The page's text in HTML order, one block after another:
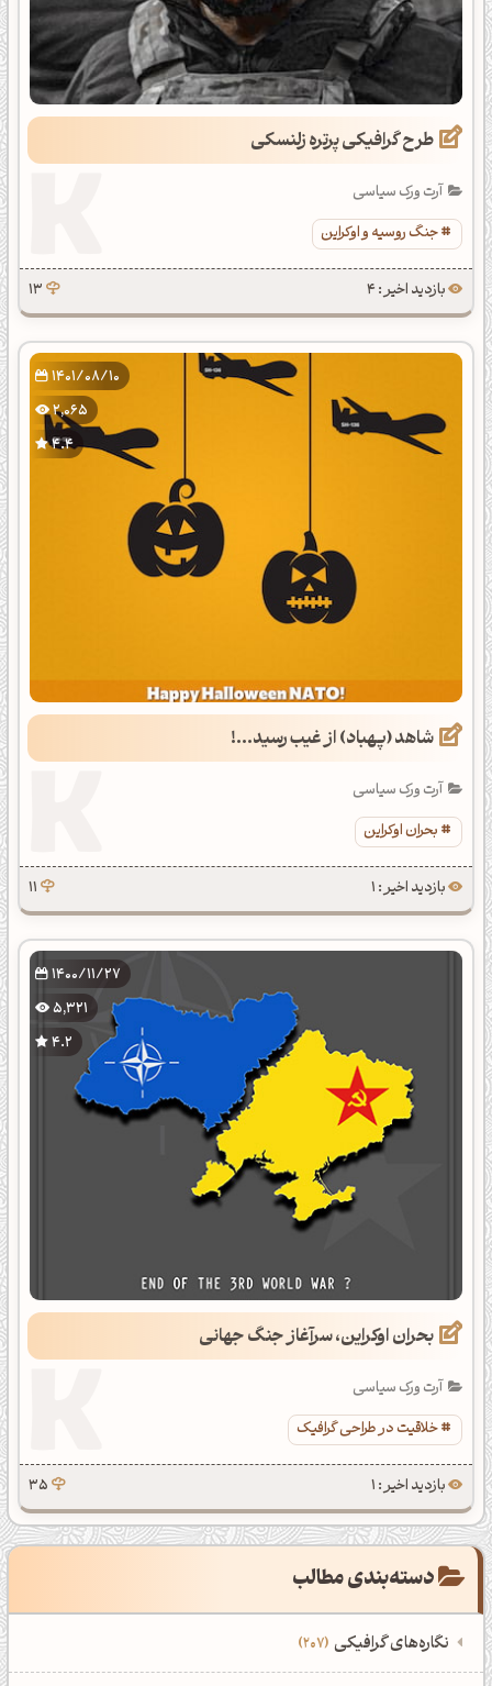
طرح گرافیکی پرتره زلنسکی
آرت ورک سیاسی
جنگ روسیه و اوکراین
بازدید اخیر : 4 13
1401/08/10
2,065
4.4
شاهد (پهباد) از غیب رسید...!
آرت ورک سیاسی
بحران اوکراین
بازدید اخیر : 1 11
1400/11/27
5,321
4.2
بحران اوکراین، سرآغاز جنگ جهانی
آرت ورک سیاسی
خلاقیت در طراحی گرافیک
بازدید اخیر : 1 35
دسته‌بندی مطالب
نگاره‌های گرافیکی 207